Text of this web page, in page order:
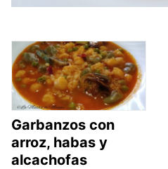
Garbanzos con
arroz, habas y
alcachofas